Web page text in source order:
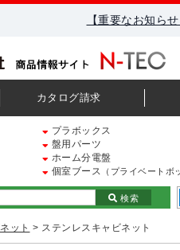
【重要なお知ら
カタログ請求
プラボックス
盤用パーツ
ホーム分電盤
個室ブース （プライベートボ
検索
ット > ステンレスキャビネット